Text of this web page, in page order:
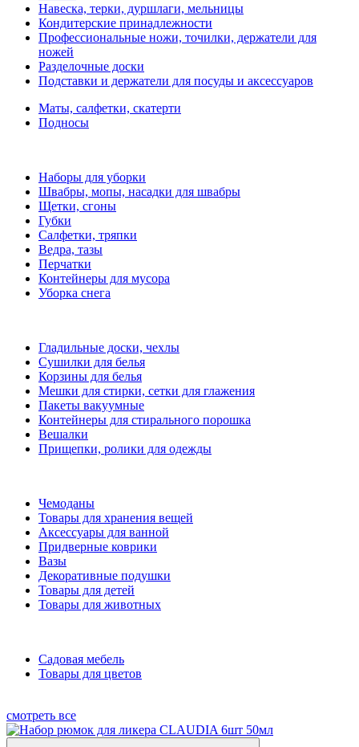
Навеска, терки, дуршлаги, мельницы
Кондитерские принадлежности
Профессиональные ножи, точилки, держатели для
ножей
Разделочные доски
Подставки и держатели для посуды и аксессуаров
Маты, салфетки, скатерти
Подносы
Наборы для уборки
Швабры, мопы, насадки для швабры
Щетки, сгоны
Губки
Салфетки, тряпки
Ведра, тазы
Перчатки
Контейнеры для мусора
Уборка снега
Гладильные доски, чехлы
Сушилки для белья
Корзины для белья
Мешки для стирки, сетки для глажения
Пакеты вакуумные
Контейнеры для стирального порошка
Вешалки
Прищепки, ролики для одежды
Чемоданы
Товары для хранения вещей
Аксессуары для ванной
Придверные коврики
Вазы
Декоративные подушки
Товары для детей
Товары для животных
Садовая мебель
Товары для цветов
смотреть все